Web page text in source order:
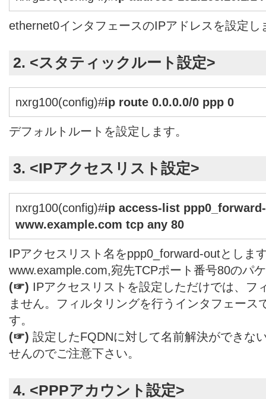
ethernet0インタフェースのIPアドレスを設定し
2. <スタティックルート設定>
nxrg100(config)#ip route 0.0.0.0/0 ppp 0
デフォルトルートを設定します。
3. <IPアクセスリスト設定>
nxrg100(config)#ip access-list
www.example.com tcp any 80
IPアクセスリスト名をppp0_forward-outとしま
www.example.com,宛先TCPポート番号80のパ
(☞) IPアクセスリストを設定しただけでは、フ
ません。フィルタリングを行うインタフェース
す。
(☞) 設定したFQDNに対して名前解決ができな
せんのでご注意下さい。
4. <PPPアカウント設定>